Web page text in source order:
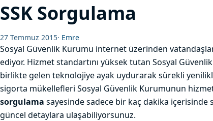
SSK Sorgulama
27 Temmuz 2015· Emre
Sosyal Güvenlik Kurumu internet üzerinden
ediyor. Hizmet standartını yüksek tutan Sosyal
birlikte gelen teknolojiye ayak uydurarak sürekli
sigorta mükellefleri Sosyal Güvenlik Kurumunun
sorgulama sayesinde sadece bir kaç dakika
güncel detaylara ulaşabiliyorsunuz.